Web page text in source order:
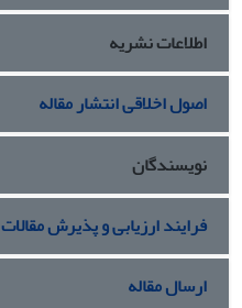
اطلاعات نشریه
اصول اخلاقی انتشار مقاله
نویسندگان
فرایند ارزیابی و پذیرش مقالات
ارسال مقاله